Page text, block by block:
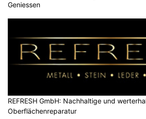
Geniessen
REFRESH GmbH: Nachhaltige und
Oberflächenreparatur